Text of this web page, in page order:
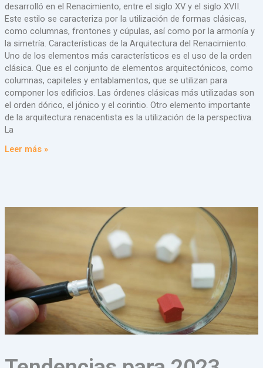
desarrolló en el Renacimiento, entre el siglo XV y el siglo XVII.
Este estilo se caracteriza por la utilización de formas clásicas,
como columnas, frontones y cúpulas, así como por la armonía y
la simetría. Características de la Arquitectura del Renacimiento.
Uno de los elementos más característicos es el uso de la orden
clásica. Que es el conjunto de elementos arquitectónicos, como
columnas, capiteles y entablamentos, que se utilizan para
componer los edificios. Las órdenes clásicas más utilizadas son
el orden dórico, el jónico y el corintio. Otro elemento importante
de la arquitectura renacentista es la utilización de la perspectiva.
La
Leer más »